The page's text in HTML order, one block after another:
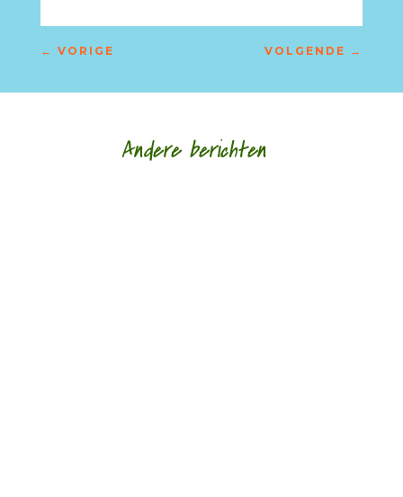
← VORIGE VOLGENDE →
Andere berichten